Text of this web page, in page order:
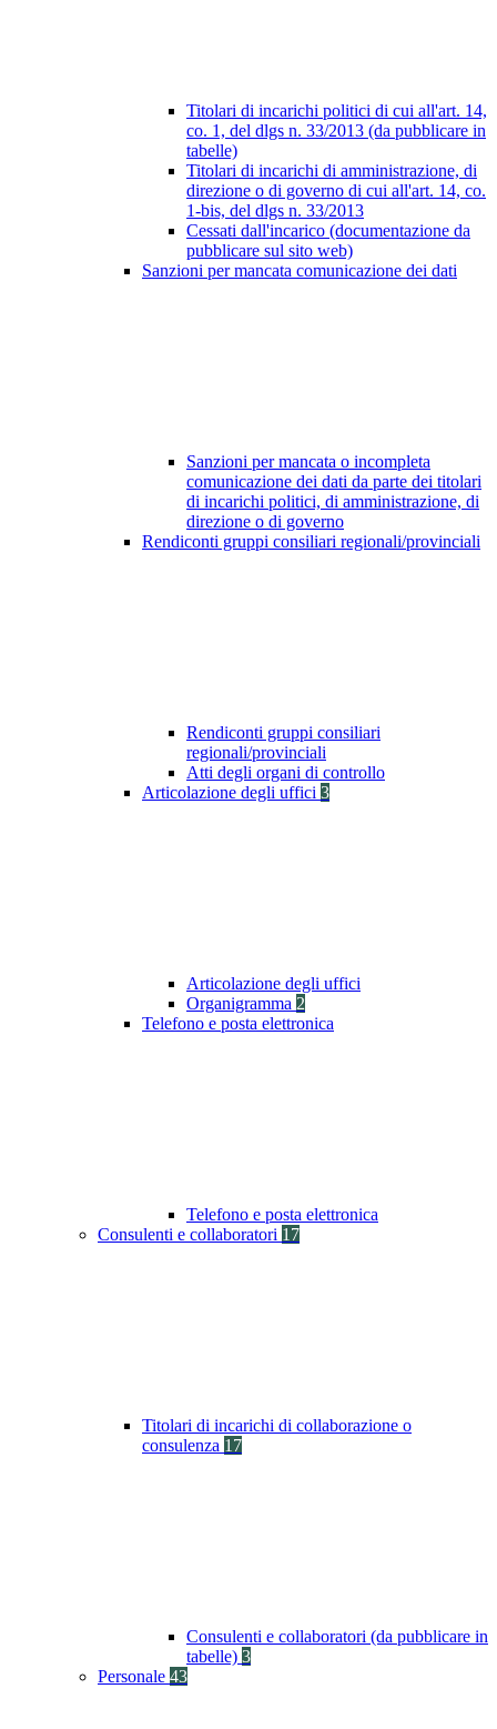
Titolari di incarichi politici di cui all'art. 14,
co. 1, del dlgs n. 33/2013 (da pubblicare in
tabelle)
Titolari di incarichi di amministrazione, di
direzione o di governo di cui all'art. 14, co.
1-bis, del dlgs n. 33/2013
Cessati dall'incarico (documentazione da
pubblicare sul sito web)
Sanzioni per mancata comunicazione dei dati
Sanzioni per mancata o incompleta
comunicazione dei dati da parte dei titolari
di incarichi politici, di amministrazione, di
direzione o di governo
Rendiconti gruppi consiliari regionali/provinciali
Rendiconti gruppi consiliari
regionali/provinciali
Atti degli organi di controllo
Articolazione degli uffici 3
Articolazione degli uffici
Organigramma 2
Telefono e posta elettronica
Telefono e posta elettronica
Consulenti e collaboratori 17
Titolari di incarichi di collaborazione o
consulenza 17
Consulenti e collaboratori (da pubblicare in
tabelle) 3
Personale 43